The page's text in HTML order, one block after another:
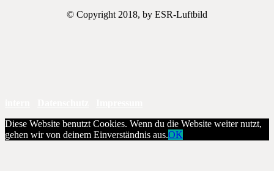
© Copyright 2018, by ESR-Luftbild
Diese Website benutzt Cookies. Wenn du die Website weiter nutzt,
gehen wir von deinem Einverständnis aus.OK